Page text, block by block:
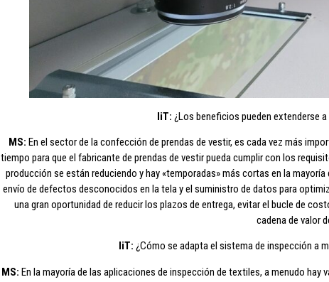
IiT: ¿Los beneficios pueden extenderse
MS: En el sector de la confección de prendas de vestir, es cada vez más
tiempo para que el fabricante de prendas de vestir pueda cumplir con los
producción se están reduciendo y hay «temporadas» más cortas en la
envío de defectos desconocidos en la tela y el suministro de datos para
una gran oportunidad de reducir los plazos de entrega, evitar el bucle de
cadena de valor
IiT: ¿Cómo se adapta el sistema de inspección a
MS: En la mayoría de las aplicaciones de inspección de textiles, a menudo